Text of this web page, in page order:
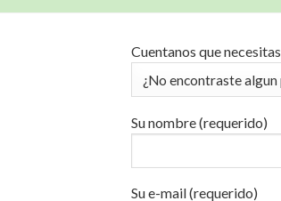
Cuentanos que necesitas
Su nombre (requerido)
Su e-mail (requerido)